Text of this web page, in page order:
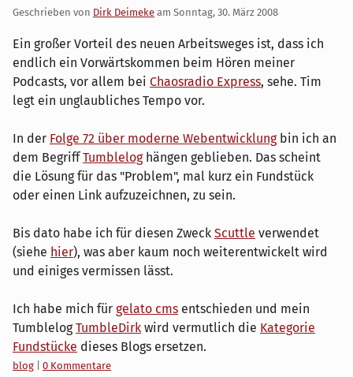
Geschrieben von Dirk Deimeke am Sonntag, 30. März 2008
Ein großer Vorteil des neuen Arbeitsweges ist, dass ich
endlich ein Vorwärtskommen beim Hören meiner
Podcasts, vor allem bei Chaosradio Express, sehe. Tim
legt ein unglaubliches Tempo vor.
In der Folge 72 über moderne Webentwicklungbin ich an
dem BegriffTumbleloghängen geblieben. Das scheint
die Lösung für das "Problem", mal kurz ein Fundstück
oder einen Link aufzuzeichnen, zu sein.
Bis dato habe ich für diesen Zweck Scuttle verwendet
(siehe hier), was aber kaum noch weiterentwickelt wird
und einiges vermissen lässt.
Ich habe mich für gelato cms entschieden und mein
TumblelogTumbleDirk wird vermutlich die Kategorie
Fundstücke dieses Blogs ersetzen.
Kategorien:
blog
0 Kommentare